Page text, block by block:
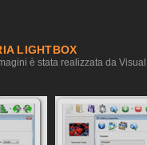
LIGHTBOX
è stata realizzata da